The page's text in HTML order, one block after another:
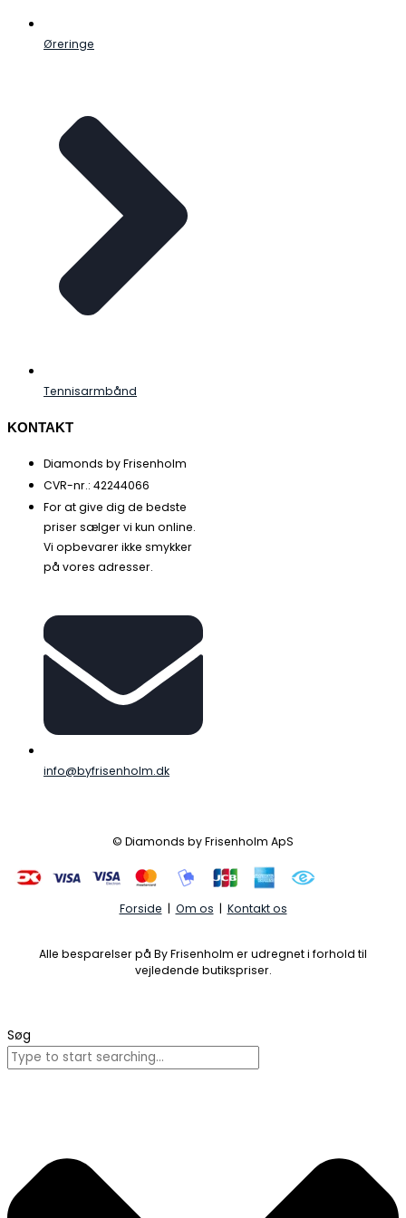
Øreringe
Tennisarmbånd
KONTAKT
Diamonds by Frisenholm
CVR-nr.: 42244066
For at give dig de bedste
priser sælger vi kun online.
Vi opbevarer ikke smykker
på vores adresser.
info@byfrisenholm.dk
© Diamonds by Frisenholm ApS
Forside | Om os | Kontakt os
Alle besparelser på By Frisenholm er udregnet i forhold til
vejledende butikspriser.
Søg